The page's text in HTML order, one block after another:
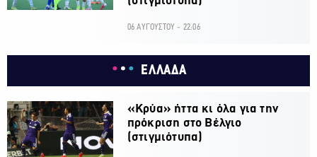
06 ΑΥΓΟΥΣΤΟΥ - 22:06
ΕΛΛΑΔΑ
«Κρύα» ήττα κι όλα για την
πρόκριση στο Βέλγιο
(στιγμιότυπα)